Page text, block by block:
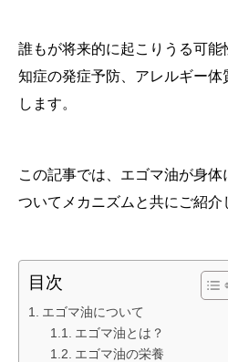
誰もが将来的に起こりうる可
知症の発症予防、アレルギー
します。
この記事では、エゴマ油が身
ついてメカニズムと共にご紹介
目次
エゴマ油について
エゴマ油とは？
エゴマ油の栄養